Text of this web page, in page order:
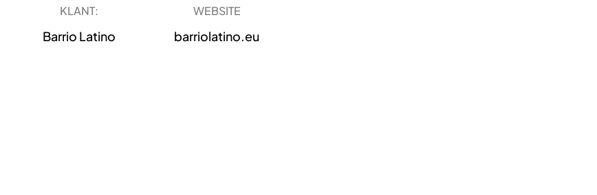
KLANT:
Barrio Latino
WEBSITE
barriolatino.eu